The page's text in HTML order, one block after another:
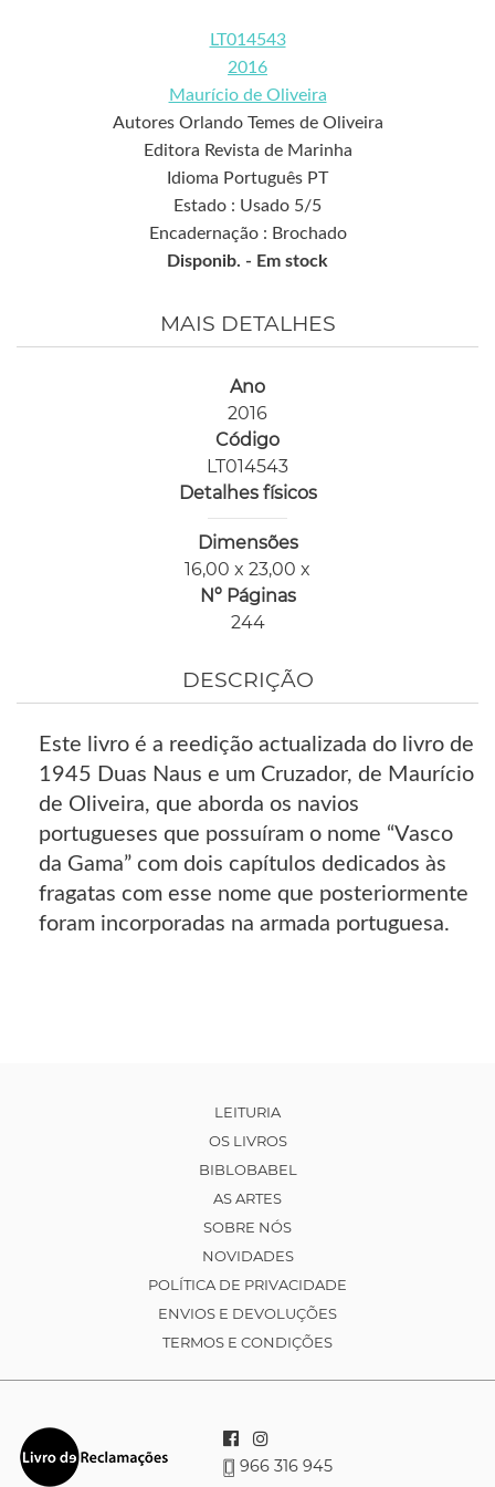
LT014543
2016
Maurício de Oliveira
Autores Orlando Temes de Oliveira
Editora Revista de Marinha
Idioma Português PT
Estado : Usado 5/5
Encadernação : Brochado
Disponib. - Em stock
MAIS DETALHES
Ano
2016
Código
LT014543
Detalhes físicos
Dimensões
16,00 x 23,00 x
Nº Páginas
244
DESCRIÇÃO
Este livro é a reedição actualizada do livro de
1945 Duas Naus e um Cruzador, de Maurício
de Oliveira, que aborda os navios
portugueses que possuíram o nome “Vasco
da Gama” com dois capítulos dedicados às
fragatas com esse nome que posteriormente
foram incorporadas na armada portuguesa.
LEITURIA
OS LIVROS
BIBLOBABEL
AS ARTES
SOBRE NÓS
NOVIDADES
POLÍTICA DE PRIVACIDADE
ENVIOS E DEVOLUÇÕES
TERMOS E CONDIÇÕES
966 316 945